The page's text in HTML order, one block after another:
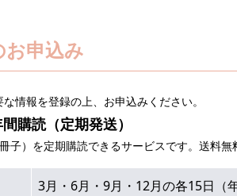
お申込み
情報を登録の上、お申込みください。
購読（定期発送）
子）を定期購読できるサービスです。送料無
3月・6月・9月・12月の各15日（